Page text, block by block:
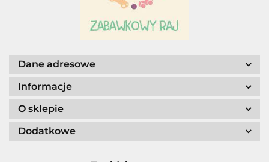
Dane adresowe
Informacje
O sklepie
Dodatkowe